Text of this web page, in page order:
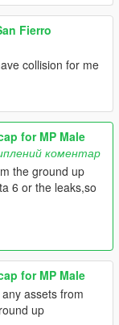
Fierro
collision for me
for MP Male
коментар
the ground up
6 or the leaks,so
for MP Male
assets from
up